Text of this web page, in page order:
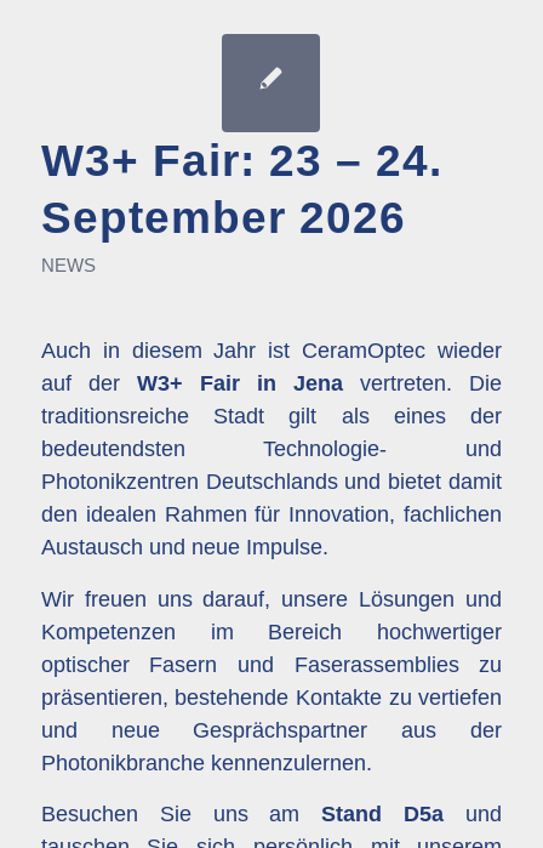
W3+ Fair: 23 – 24.
September 2026
NEWS
Auch in diesem Jahr ist CeramOptec wieder
auf der W3+ Fair in Jena vertreten. Die
traditionsreiche Stadt gilt als eines der
bedeutendsten Technologie- und
Photonikzentren Deutschlands und bietet damit
den idealen Rahmen für Innovation, fachlichen
Austausch und neue Impulse.
Wir freuen uns darauf, unsere Lösungen und
Kompetenzen im Bereich hochwertiger
optischer Fasern und Faserassemblies zu
präsentieren, bestehende Kontakte zu vertiefen
und neue Gesprächspartner aus der
Photonikbranche kennenzulernen.
Besuchen Sie uns amStand D5a und